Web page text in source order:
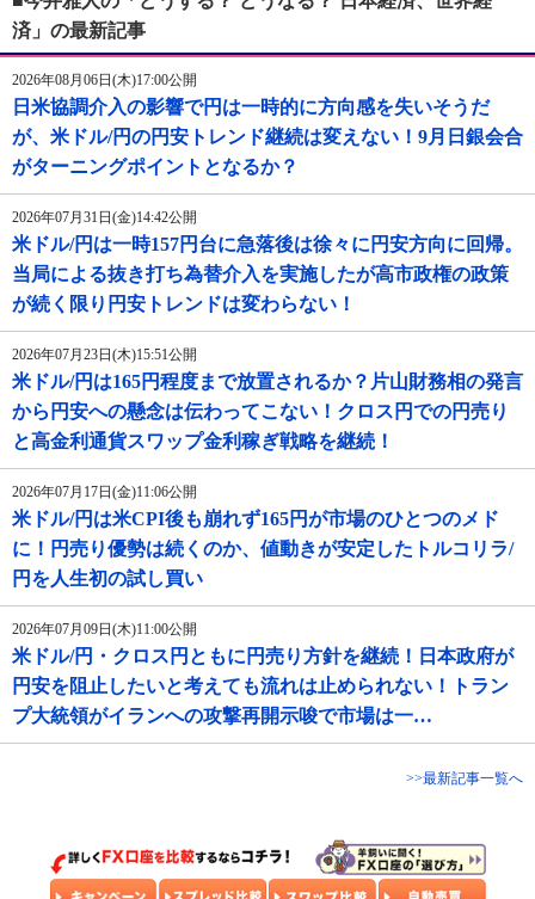
済」の最新記事
2026年08月06日(木)17:00公開
日米協調介入の影響で円は一時的に方向感を失いそうだ
が、米ドル/円の円安トレンド継続は変えない！9月日銀会合
がターニングポイントとなるか？
2026年07月31日(金)14:42公開
米ドル/円は一時157円台に急落後は徐々に円安方向に回帰。
当局による抜き打ち為替介入を実施したが高市政権の政策
が続く限り円安トレンドは変わらない！
2026年07月23日(木)15:51公開
米ドル/円は165円程度まで放置されるか？片山財務相の発言
から円安への懸念は伝わってこない！クロス円での円売り
と高金利通貨スワップ金利稼ぎ戦略を継続！
2026年07月17日(金)11:06公開
米ドル/円は米CPI後も崩れず165円が市場のひとつのメド
に！円売り優勢は続くのか、値動きが安定したトルコリラ/
円を人生初の試し買い
2026年07月09日(木)11:00公開
米ドル/円・クロス円ともに円売り方針を継続！日本政府が
円安を阻止したいと考えても流れは止められない！トラン
プ大統領がイランへの攻撃再開示唆で市場は一…
>>最新記事一覧へ